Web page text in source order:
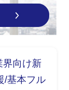
界向け新
/基本フル